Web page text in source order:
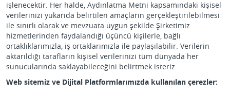
işlenecektir. Her halde, Aydınlatma Metni kapsamındaki kişisel
verilerinizi yukarıda belirtilen amaçların gerçekleştirilebilmesi
ile sınırlı olarak ve mevzuata uygun şekilde Şirketimiz
hizmetlerinden faydalandığı üçüncü kişilerle, bağlı
ortaklıklarımızla, iş ortaklarımızla ile paylaşılabilir. Verilerin
aktarıldığı tarafların kişisel verilerinizi tüm dünyada her
sunucularında saklayabileceğini belirtmek isteriz.
Web sitemiz ve Dijital Platformlarımızda kullanılan çerezler: